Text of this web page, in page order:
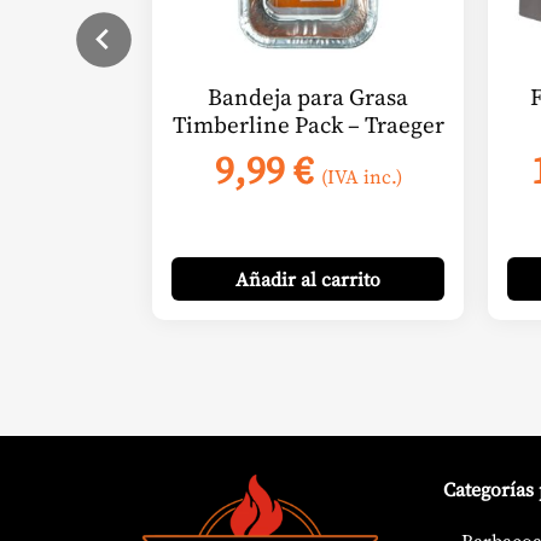
Bandeja para Grasa
Timberline Pack – Traeger
9,99€ (IVA inc.)
Añadiral carrito